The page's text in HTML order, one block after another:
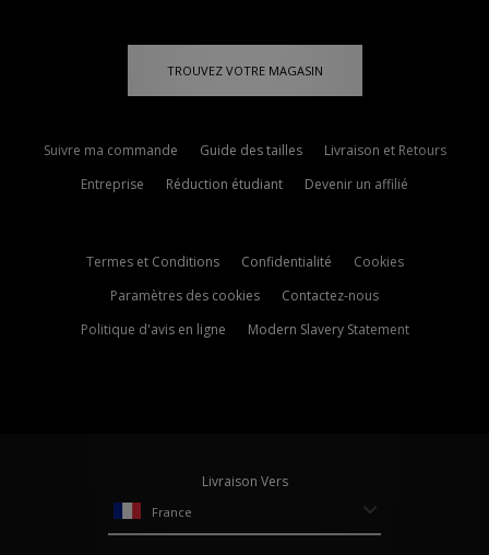
TROUVEZ VOTRE MAGASIN
Suivre ma commande Guide des tailles
Livraison et Retours
Entreprise
Réduction étudiant Devenir un affilié
Termes et Conditions Confidentialité
Cookies
Paramètres des cookies
Contactez-nous
Politique d'avis en ligne
Modern Slavery Statement
Livraison Vers
France